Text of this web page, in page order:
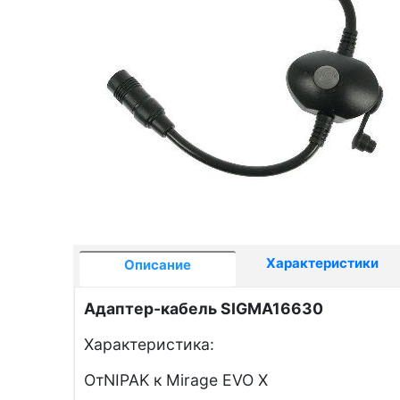
Описание Характеристики
Адаптер-кабель SIGMA16630
Характеристика:
ОтNIPAK к Mirage EVO Х